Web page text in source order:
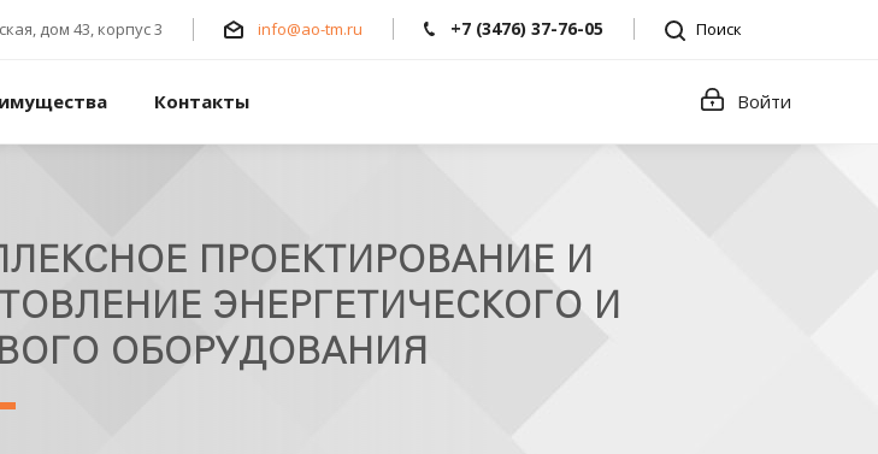
Поиск
+7 (3476) 37-76-05
info@ao-tm.ru
дом 43, корпус 3
Контакты Войти
ПРОЕКТИРОВАНИЕ И
ЭНЕРГЕТИЧЕСКОГО И
ОБОРУДОВАНИЯ